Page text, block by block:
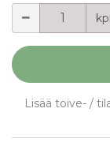
kpl
Lisää toive- /